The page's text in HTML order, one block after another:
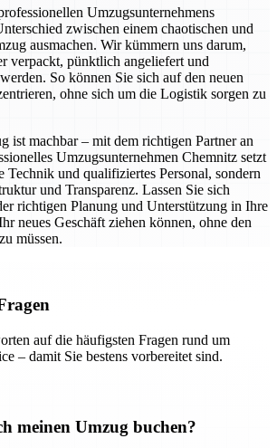
Umzugsunternehmens
zwischen einem chaotischen und
ausmachen. Wir kümmern uns darum,
verpackt, pünktlich angeliefert und
So können Sie sich auf den neuen
ohne sich um die Logistik sorgen zu
ist machbar – mit dem richtigen Partner an
Umzugsunternehmen Chemnitz setzt
Technik und qualifiziertes Personal, sondern
und Transparenz. Lassen Sie sich
richtigen Planung und Unterstützung in Ihre
neues Geschäft ziehen können, ohne den
müssen.
auf die häufigsten Fragen rund um
– damit Sie bestens vorbereitet sind.
meinen Umzug buchen?